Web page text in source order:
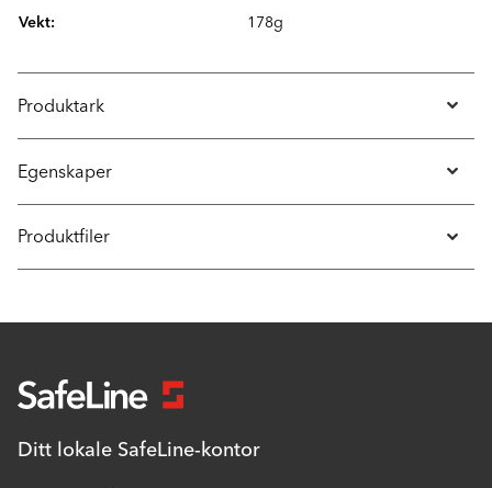
Vekt: 178g
Produktark
Egenskaper
Produktfiler
Ditt lokale SafeLine-kontor